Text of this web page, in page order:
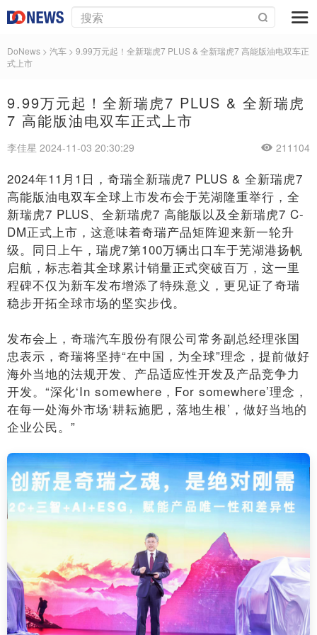
DoNews > 汽车 > 9.99万元起！全新瑞虎7 PLUS & 全新瑞虎7 高能版油电双车正
式上市
9.99万元起！全新瑞虎7 PLUS & 全新瑞虎
7 高能版油电双车正式上市
李佳星 2024-11-03 20:30:29 211104
2024年11月1日，奇瑞全新瑞虎7 PLUS & 全新瑞虎7
高能版油电双车全球上市发布会于芜湖隆重举行，全
新瑞虎7 PLUS、全新瑞虎7 高能版以及全新瑞虎7 C-
DM正式上市，这意味着奇瑞产品矩阵迎来新一轮升
级。同日上午，瑞虎7第100万辆出口车于芜湖港扬帆
启航，标志着其全球累计销量正式突破百万，这一里
程碑不仅为新车发布增添了特殊意义，更见证了奇瑞
稳步开拓全球市场的坚实步伐。
发布会上，奇瑞汽车股份有限公司常务副总经理张国
忠表示，奇瑞将坚持“在中国，为全球”理念，提前做好
海外当地的法规开发、产品适应性开发及产品竞争力
开发。“深化‘In somewhere，For somewhere’理念，
在每一处海外市场‘耕耘施肥，落地生根’，做好当地的
企业公民。”